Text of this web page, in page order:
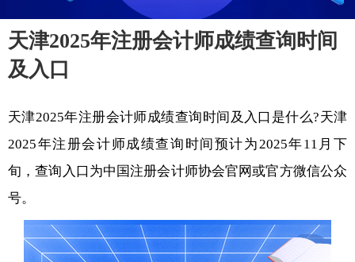
天津2025年注册会计师成绩查询时间
及入口
天津2025年注册会计师成绩查询时间及入口是什么?天津
2025年注册会计师成绩查询时间预计为2025年11月下
旬，查询入口为中国注册会计师协会官网或官方微信公众
号。